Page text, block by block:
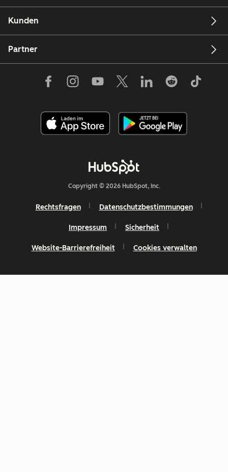
Kunden
Partner
Copyright © 2026 HubSpot, Inc.
Rechtsfragen Datenschutzbestimmungen
Impressum Sicherheit
Website-Barrierefreiheit Cookies verwalten